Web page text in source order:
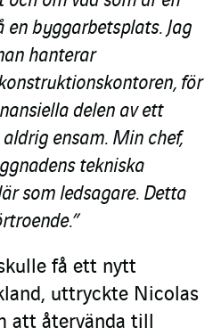
byggarbetsplats. Jag
hanterar
för
delen av ett
ensam. Min chef,
tekniska
som ledsagare. Detta
få ett nytt
uttryckte Nicolas
att återvända till